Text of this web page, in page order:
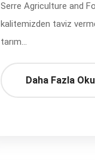
Serre Agriculture and
kalitemizden taviz
tarım...
Daha Fazla Oku